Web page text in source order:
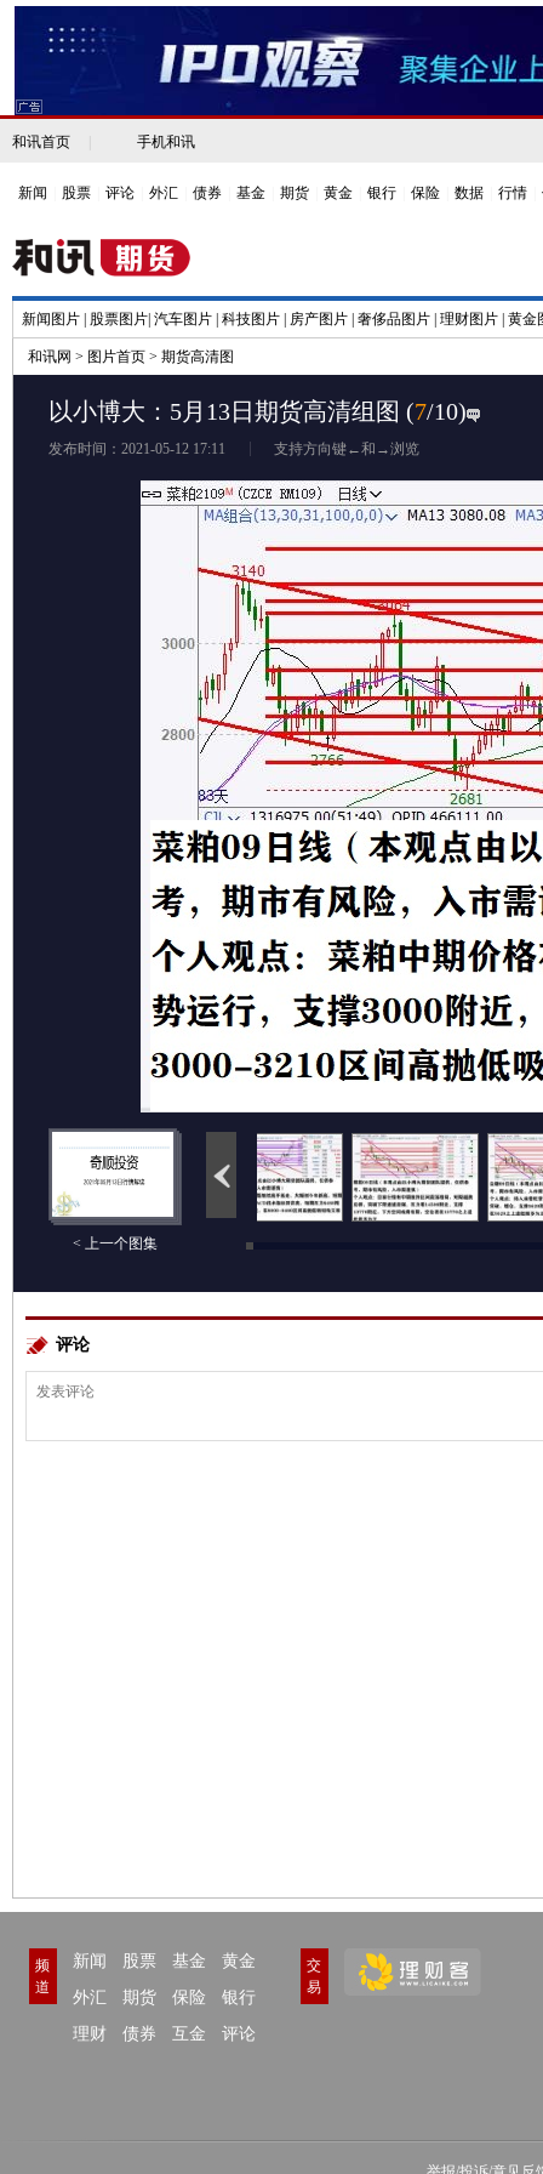
和讯首页 手机和讯
新闻 股票 评论 外汇 债券 基金 期货 黄金 银行 保险 数据 行情
新闻图片 股票图片 汽车图片 科技图片 房产图片 奢侈品图片 理财图片 黄金
和讯网 > 图片首页 > 期货高清图
以小博大：5月13日期货高清组图 (7/10)
发布时间：2021-05-12 17:11 支持方向键←和→浏览
< 上一个图集
评论
频
道
新闻 股票 基金
黄金
外汇
期货 保险
银行
理财
债券 互金 评论
交
易